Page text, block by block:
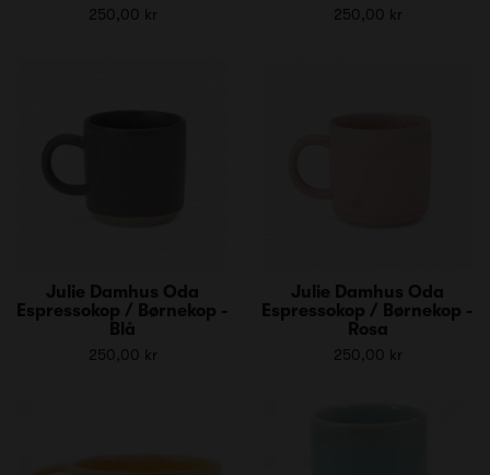
250,00 kr 250,00 kr
Julie Damhus Oda
Espressokop / Børnekop -
Blå
250,00 kr
Julie Damhus Oda
Espressokop / Børnekop -
Rosa
250,00 kr